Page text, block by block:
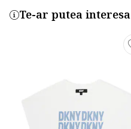
Te-ar putea interesa